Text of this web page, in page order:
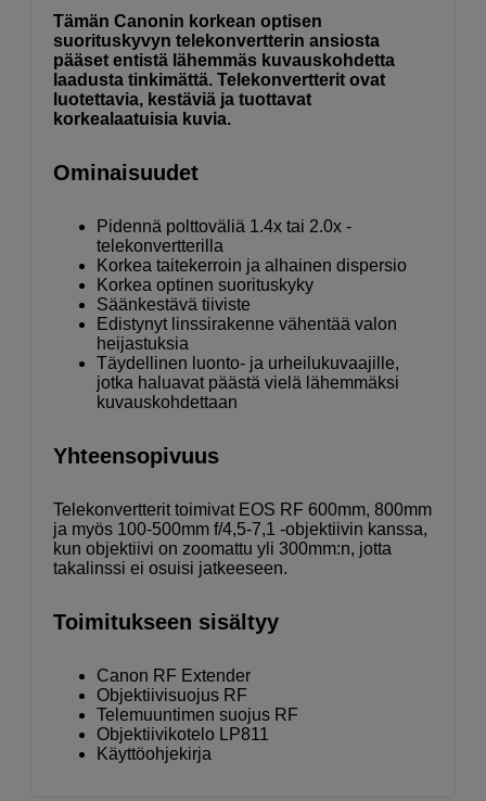
Tämän Canonin korkean optisen
suorituskyvyn telekonvertterin ansiosta
pääset entistä lähemmäs kuvauskohdetta
laadusta tinkimättä. Telekonvertterit ovat
luotettavia, kestäviä ja tuottavat
korkealaatuisia kuvia.
Ominaisuudet
Pidennä polttoväliä 1.4x tai 2.0x -
telekonvertterilla
Korkea taitekerroin ja alhainen dispersio
Korkea optinen suorituskyky
Säänkestävä tiiviste
Edistynyt linssirakenne vähentää valon
heijastuksia
Täydellinen luonto- ja urheilukuvaajille,
jotka haluavat päästä vielä lähemmäksi
kuvauskohdettaan
Yhteensopivuus
Telekonvertterit toimivat EOS RF 600mm, 800mm
ja myös 100-500mm f/4,5-7,1 -objektiivin kanssa,
kun objektiivi on zoomattu yli 300mm:n, jotta
takalinssi ei osuisi jatkeeseen.
Toimitukseen sisältyy
Canon RF Extender
Objektiivisuojus RF
Telemuuntimen suojus RF
Objektiivikotelo LP811
Käyttöohjekirja